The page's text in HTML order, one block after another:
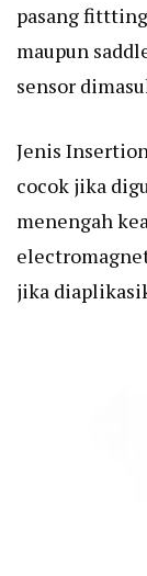
pasang
maupun
sensor
Jenis
cocok jika
menengah
jika